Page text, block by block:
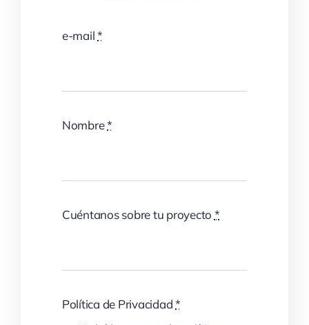
e-mail*
Nombre*
Cuéntanos sobre tu proyecto *
Política de Privacidad*